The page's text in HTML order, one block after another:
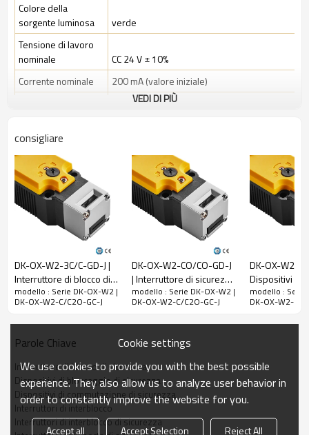
Colore della
sorgente luminosa
verde
Tensione di lavoro
nominale
CC 24 V ± 10%
Corrente nominale
200 mA (valore iniziale)
4,8 W
isolamento nominale
(Ui)
300 V
Tensione nominale
di tenuta ad impulso
(Uimp)
2,5 kV
Corrente termica
nominale a vuoto
Corrente di
cortocircuito limitata
nominale
1000A
Tensione di lavoro
nominale (Ue)
240 V
Corrente operativa
nominale (Ie)
3A 2,3 A
VEDI DI PIÙ
consigliare
DK-OX-W2-3C/C-GD-J |
Interruttore di blocco di
sicurezza | DADISICK
modello : Serie DK-OX-W2 |
DK-OX-W2-C/C2O-GC-J
DK-OX-W2-CO/CO-GD-J
| Interruttore di sicurezza
| DADISICK
modello : Serie DK-OX-W2 |
DK-OX-W2-C/C2O-GC-J
DK-OX-W2-
Dispositivi di
sicurezza |
modello : Serie
DK-OX-W2-C/
Parole Chiave
Interruttore di blocco di sicurezza
Dispositivi di bloccaggio di sicurezza
Dispositivi di commutazione di sicurezza
Interruttori di interblocco
Interruttori di interblocco di sicurezza
Cookie settings
We use cookies to provide you with the best possible
experience. They also allow us to analyze user behavior in
order to constantly improve the website for you.
Accept all Accept Selection Reject All